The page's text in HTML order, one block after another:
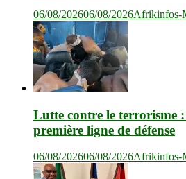
06/08/202606/08/2026Afrikinfos-
Lutte contre le terrorisme
première ligne de défense
06/08/202606/08/2026Afrikinfos-